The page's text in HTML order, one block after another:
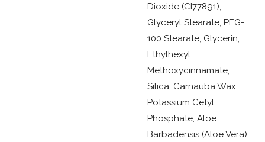
Dioxide (CI77891),
Glyceryl Stearate, PEG-
100 Stearate, Glycerin,
Ethylhexyl
Methoxycinnamate,
Silica, Carnauba Wax,
Potassium Cetyl
Phosphate, Aloe
Barbadensis (Aloe Vera)